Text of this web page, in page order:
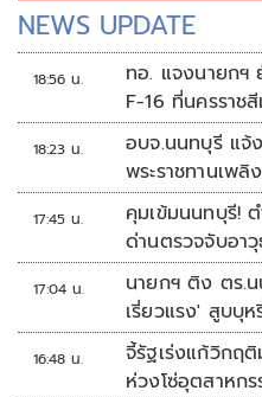
NEWS UPDATE
18:56 น.
ทอ. แจงนายกฯ
F-16 ที่นครราช
18:23 น.
อบจ.นนทบุรี แจ้
พระราชทานเพ
ประเสริฐ'
17:45 น.
คุมเข้มนนทบุรี!
ด่านตรวจจับอา
17:04 น.
นายกฯ ติง ตร.
เรี่ยวแรง' สูบบุ
16:48 น.
จี้รัฐเร่งแก้วิกฤ
ห่วงโซ่อุตสาหกร